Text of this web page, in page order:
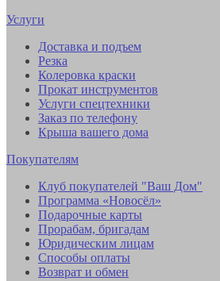
Услуги
Доставка и подъем
Резка
Колеровка краски
Прокат инструментов
Услуги спецтехники
Заказ по телефону
Крыша вашего дома
Покупателям
Клуб покупателей "Ваш Дом"
Программа «Новосёл»
Подарочные карты
Прорабам, бригадам
Юридическим лицам
Способы оплаты
Возврат и обмен